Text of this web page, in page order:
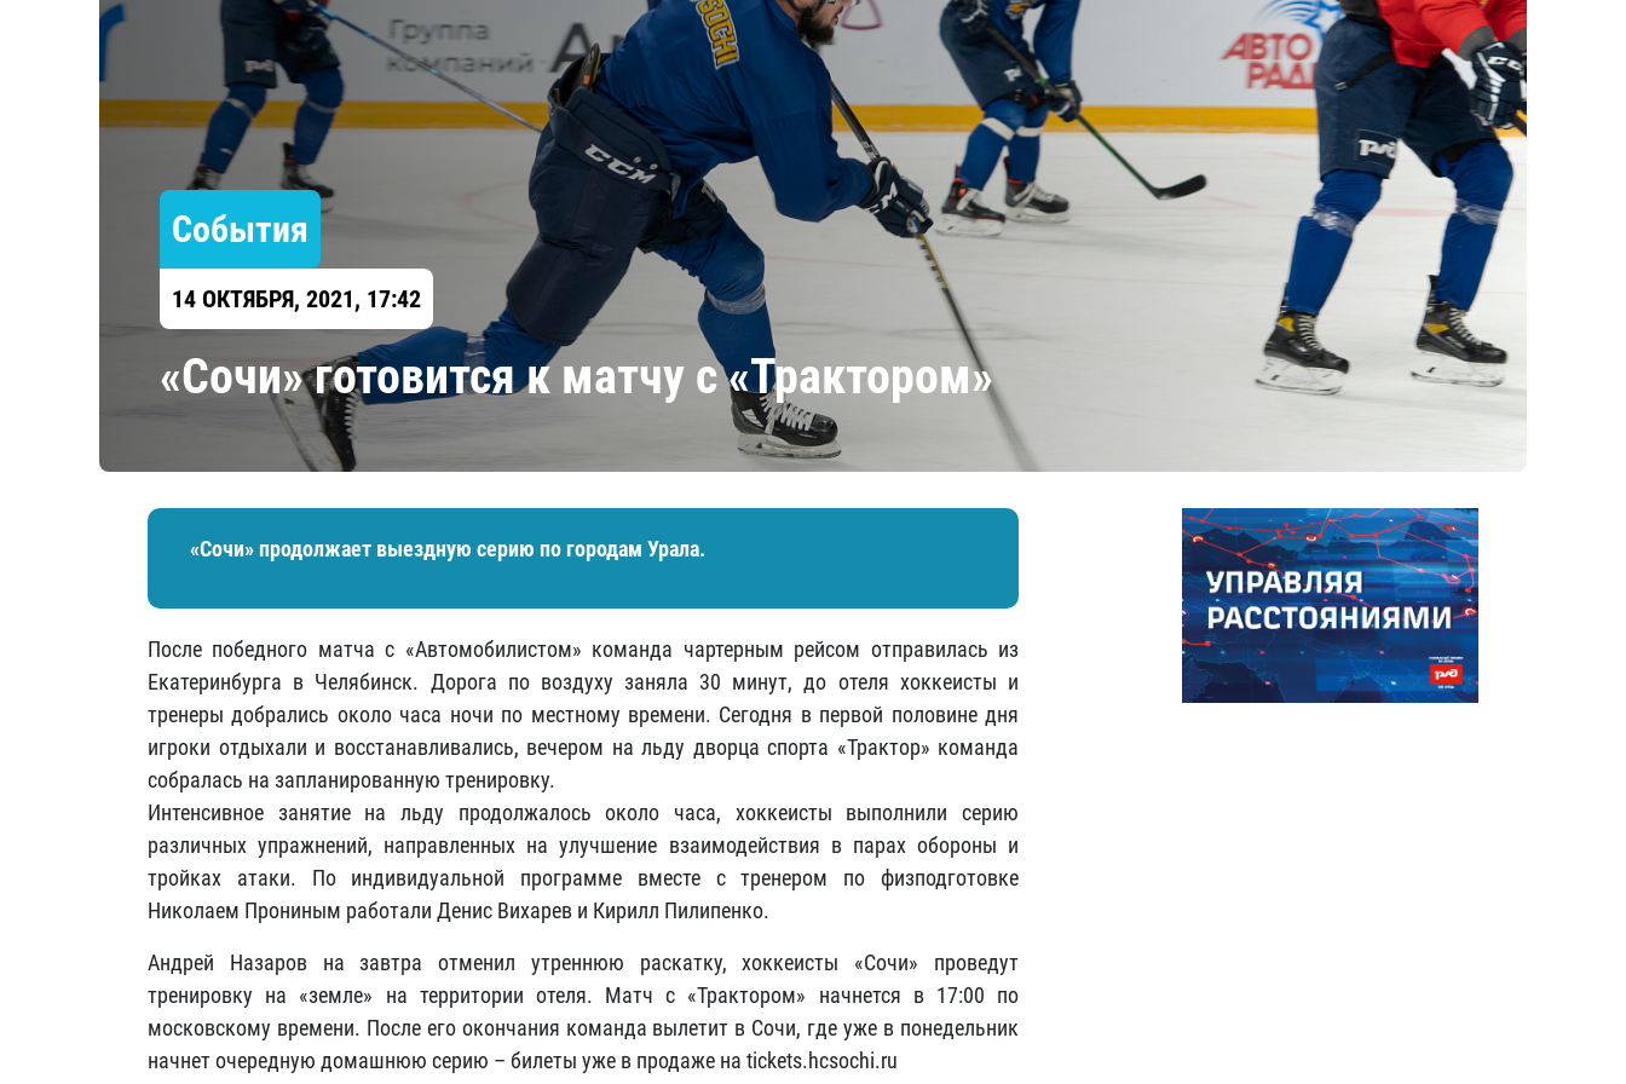
Локомотив
Северсталь
ЦСКА
Шанхайские Драконы
Амур
Барыс
Салават Юлаев
Сибирь
События
14 ОКТЯБРЯ, 2021, 17:42
«Сочи» готовится к матчу с «Трактором»
«Сочи» продолжает выездную серию по городам Урала.
После победного матча с «Автомобилистом» команда чартерным рейсом отправилась из
Екатеринбурга в Челябинск. Дорога по воздуху заняла 30 минут, до отеля хоккеисты и
тренеры добрались около часа ночи по местному времени. Сегодня в первой половине дня
игроки отдыхали и восстанавливались, вечером на льду дворца спорта «Трактор» команда
собралась на запланированную тренировку.
Интенсивное занятие на льду продолжалось около часа, хоккеисты выполнили серию
различных упражнений, направленных на улучшение взаимодействия в парах обороны и
тройках атаки. По индивидуальной программе вместе с тренером по физподготовке
Николаем Прониным работали Денис Вихарев и Кирилл Пилипенко.
Андрей Назаров на завтра отменил утреннюю раскатку, хоккеисты «Сочи» проведут
тренировку на «земле» на территории отеля. Матч с «Трактором» начнется в 17:00 по
московскому времени. После его окончания команда вылетит в Сочи, где уже в понедельник
начнет очередную домашнюю серию – билеты уже в продаже на tickets.hcsochi.ru